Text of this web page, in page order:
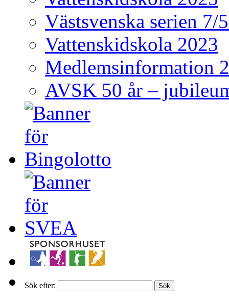
Västsvenska serien 7/
Vattenskidskola 2023
Medlemsinformation
AVSK 50 år –
Sök efter: